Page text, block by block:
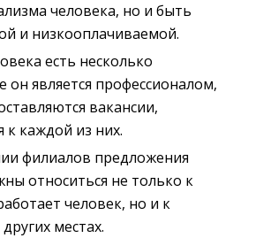
человека, но и быть
и низкооплачиваемой.
есть несколько
он является профессионалом,
вакансии,
к каждой из них.
филиалов предложения
относиться не только к
человек, но и к
местах.